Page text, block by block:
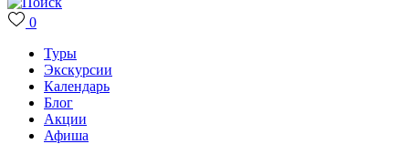
0
Туры
Экскурсии
Календарь
Блог
Акции
Афиша